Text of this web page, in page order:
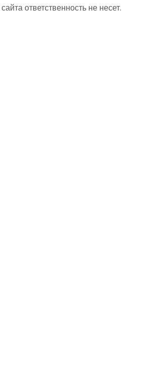
ответственность не несет.